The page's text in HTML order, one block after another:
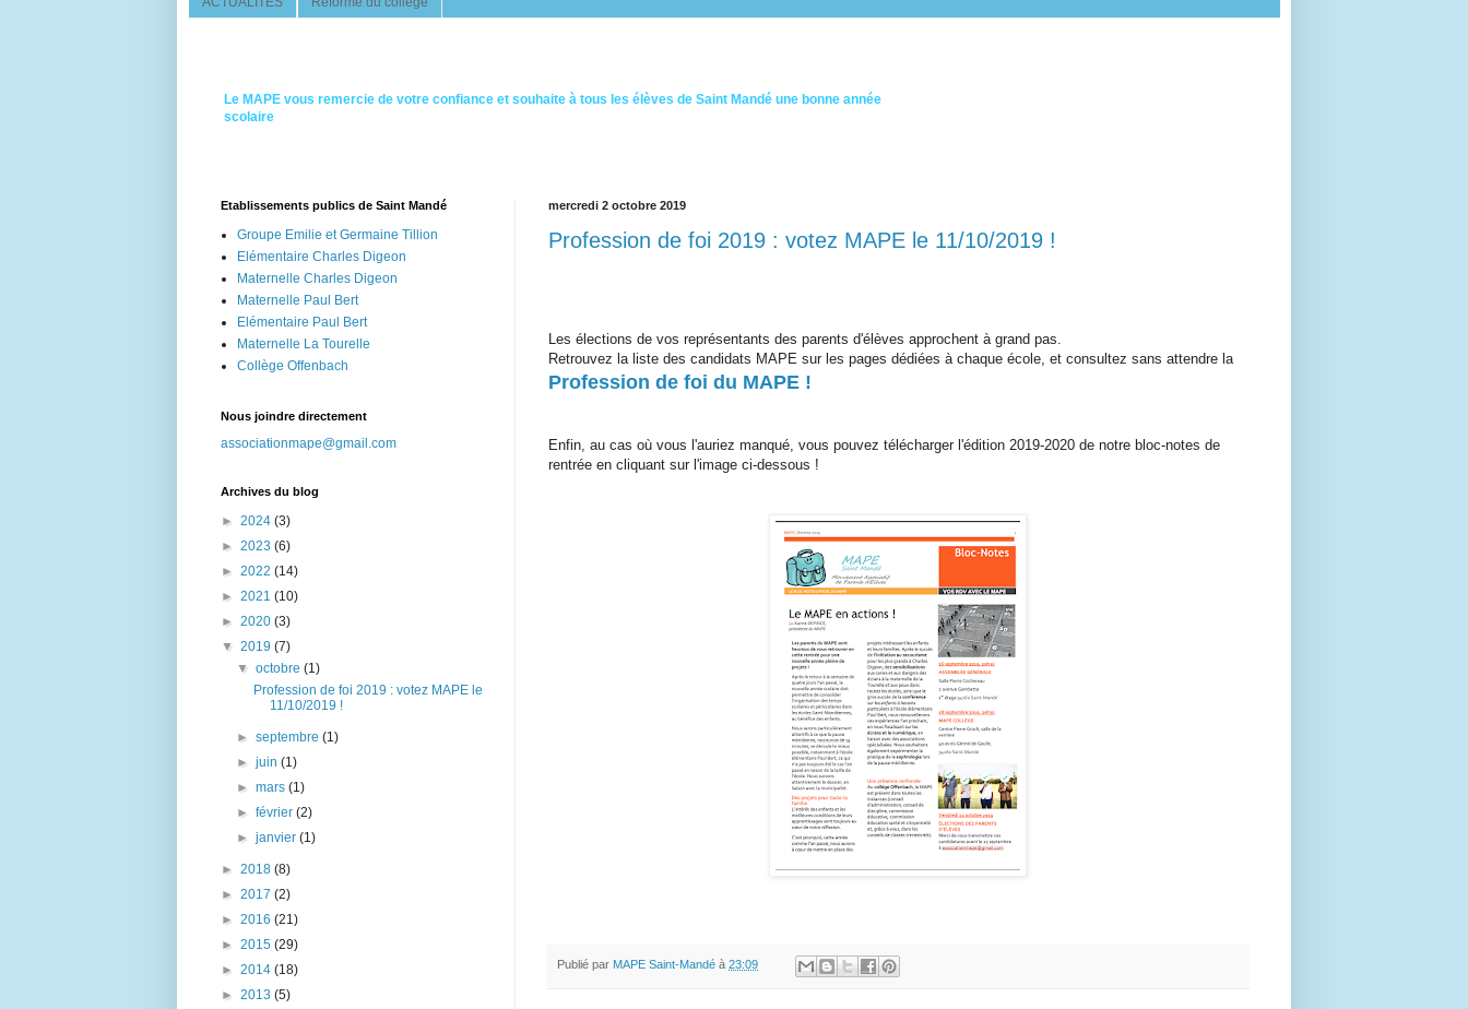
Le MAPE vous remercie de votre confiance et souhaite à tous les élèves de Saint Mandé une bonne année
scolaire
mercredi 2 octobre 2019
Profession de foi 2019 : votez MAPE le 11/10/2019 !
Les élections de vos représentants des parents d'élèves approchent à grand pas.
Retrouvez la liste des candidats MAPE sur les pages dédiées à chaque école, et consultez sans attendre la
Profession de foi du MAPE !
Enfin, au cas où vous l'auriez manqué, vous pouvez télécharger l'édition 2019-2020 de notre bloc-notes de
rentrée en cliquant sur l'image ci-dessous !
Publié par MAPE Saint-Mandé à 23:09
Etablissements publics de Saint Mandé
Groupe Emilie et Germaine Tillion
Elémentaire Charles Digeon
Maternelle Charles Digeon
Maternelle Paul Bert
Elémentaire Paul Bert
Maternelle La Tourelle
Collège Offenbach
Nous joindre directement
associationmape@gmail.com
Archives du blog
► 2024 (3)
► 2023 (6)
► 2022 (14)
► 2021 (10)
► 2020 (3)
▼ 2019 (7)
▼octobre(1)
Profession de foi 2019 : votez MAPE le
11/10/2019 !
►septembre(1)
►juin(1)
►mars(1)
►février(2)
►janvier(1)
► 2018 (8)
► 2017 (2)
► 2016 (21)
► 2015 (29)
► 2014 (18)
► 2013 (5)